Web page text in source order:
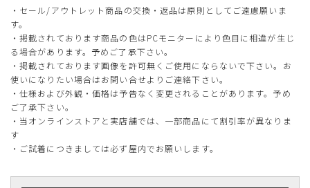
・セール/アウトレット商品の交換・返品は原則としてご遠慮願いま
す。
・掲載されております商品の色はPCモニターにより色目に相違が生じ
る場合があります。予めご了承下さい。
・掲載されております画像を許可無くご使用にならないで下さい。お
使いになりたい場合はお問い合せよりご連絡下さい。
・仕様および外観・価格は予告なく変更されることがあります。予め
ご了承下さい。
・当オンラインストアと実店舗では、一部商品にて割引率が異なりま
す
・ご試着につきましては必ず屋内でお願いします。